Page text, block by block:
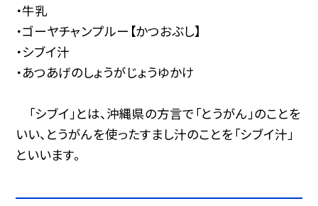
・牛乳
・ゴーヤチャンプルー【かつおぶし】
・シブイ汁
・あつあげのしょうがじょうゆかけ
「シブイ」とは、沖縄県の方言で「とうがん」のことを
いい、とうがんを使ったすまし汁のことを「シブイ汁」
といいます。